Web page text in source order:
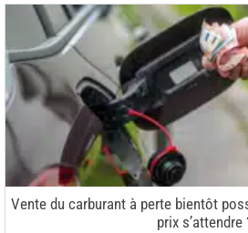
Vente du carburant à perte bientôt
prix s’attendre